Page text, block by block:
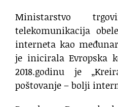
Ministarstvo
telekomunikacija
interneta kao
je inicirala Evropska
2018.godinu je
poštovanje – bolji